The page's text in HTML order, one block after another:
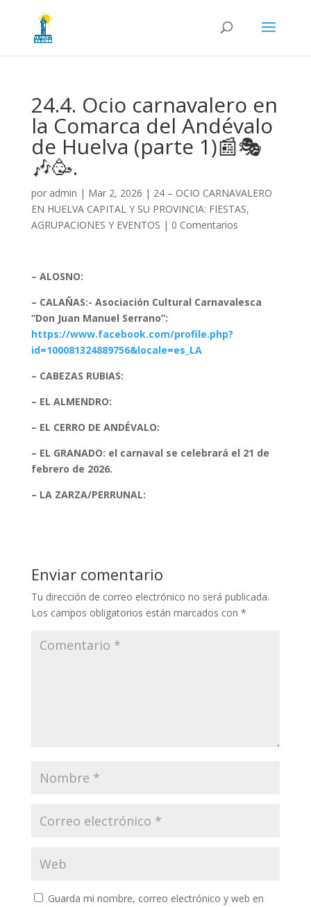
24.4. Ocio carnavalero en
la Comarca del Andévalo
de Huelva (parte 1)📰🎭
🎶🥳.
por admin | Mar 2, 2026 | 24 – OCIO CARNAVALERO
EN HUELVA CAPITAL Y SU PROVINCIA: FIESTAS,
AGRUPACIONES Y EVENTOS | 0 Comentarios
– ALOSNO:
– CALAÑAS:- Asociación Cultural Carnavalesca
“Don Juan Manuel Serrano”:
https://www.facebook.com/profile.php?
id=100081324889756&locale=es_LA
– CABEZAS RUBIAS:
– EL ALMENDRO:
– EL CERRO DE ANDÉVALO:
– EL GRANADO: el carnaval se celebrará el 21 de
febrero de 2026.
– LA ZARZA/PERRUNAL:
Enviar comentario
Tu dirección de correo electrónico no será publicada.
Los campos obligatorios están marcados con *
Guarda mi nombre, correo electrónico y web en